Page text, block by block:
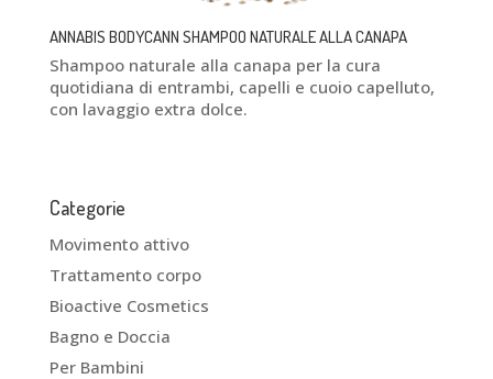
ANNABIS BODYCANN SHAMPOO NATURALE ALLA CANAPA
Shampoo naturale alla canapa per la cura
quotidiana di entrambi, capelli e cuoio capelluto,
con lavaggio extra dolce.
Categorie
Movimento attivo
Trattamento corpo
Bioactive Cosmetics
Bagno e Doccia
Per Bambini